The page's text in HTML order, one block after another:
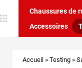
Chaussures de
Accessoires
Accueil » Testing »